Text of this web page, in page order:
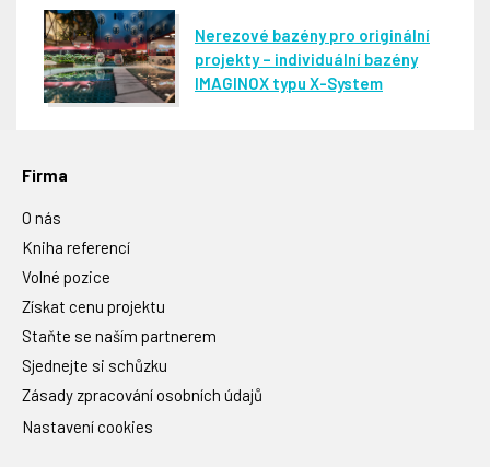
Nerezové bazény pro originální
projekty – individuální bazény
IMAGINOX typu X-System
Firma
O nás
Kniha referencí
Volné pozice
Získat cenu projektu
Staňte se naším partnerem
Sjednejte si schůzku
Zásady zpracování osobních údajů
Nastavení cookies